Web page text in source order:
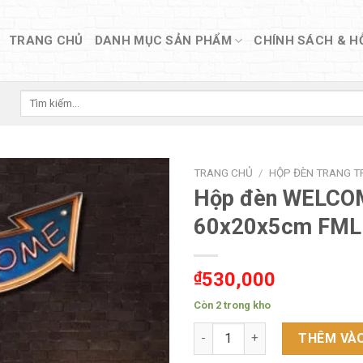
TRANG CHỦ DANH MỤC SẢN PHẨM CHÍNH SÁCH &
Tìm
TRANG CHỦ / HỘP ĐÈN TRANG
Hộp đèn
60x20x5cm
₫530,000
Còn 2 trong kho
Hộp đèn WELCOMETHÊM